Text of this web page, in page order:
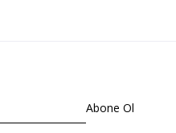
Abone Ol